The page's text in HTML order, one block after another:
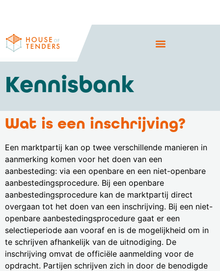
Kennisbank
Wat is een inschrijving?
Een marktpartij kan op twee verschillende manieren in
aanmerking komen voor het doen van een
aanbesteding: via een openbare en een niet-openbare
aanbestedingsprocedure. Bij een openbare
aanbestedingsprocedure kan de marktpartij direct
overgaan tot het doen van een inschrijving. Bij een niet-
openbare aanbestedingsprocedure gaat er een
selectieperiode aan vooraf en is de mogelijkheid om in
te schrijven afhankelijk van de uitnodiging. De
inschrijving omvat de officiële aanmelding voor de
opdracht. Partijen schrijven zich in door de benodigde